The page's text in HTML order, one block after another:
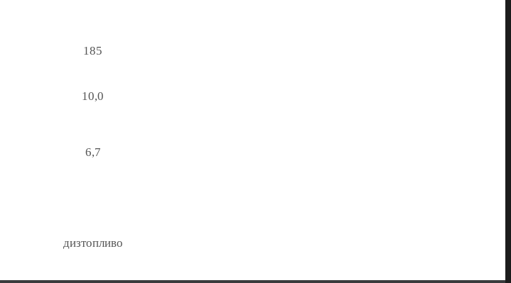
185
10,0
6,7
дизтопливо